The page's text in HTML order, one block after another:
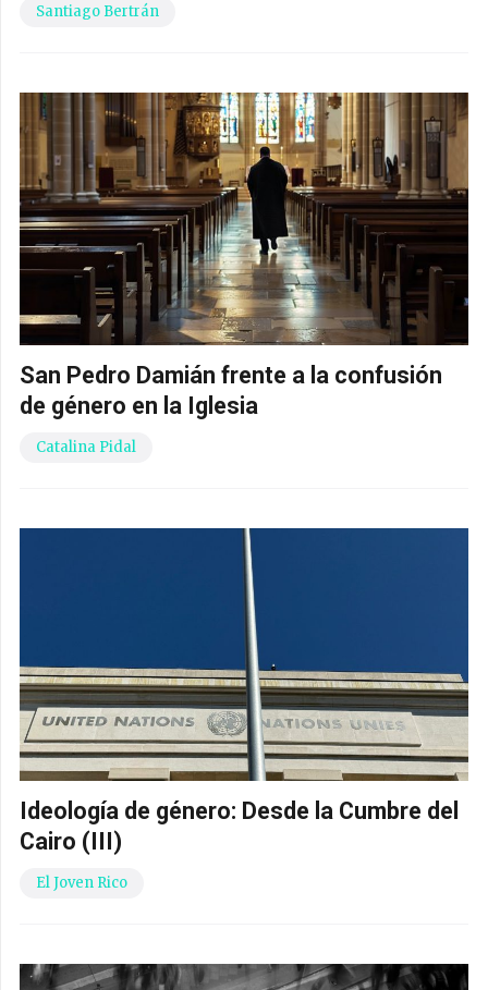
Santiago Bertrán
San Pedro Damián frente a la confusión
de género en la Iglesia
Catalina Pidal
Ideología de género: Desde la Cumbre del
Cairo (III)
El Joven Rico